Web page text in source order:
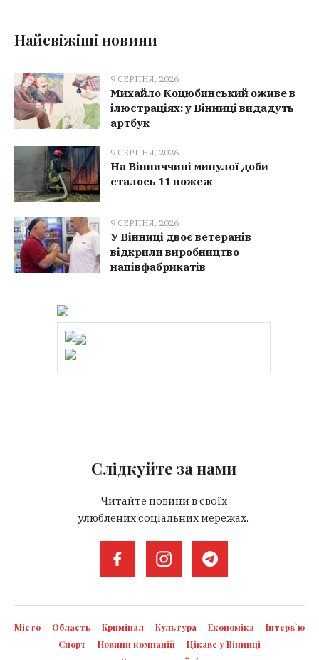
Найсвіжіші новини
9 СЕРПНЯ, 2026
Михайло Коцюбинський оживе в
ілюстраціях: у Вінниці видадуть
артбук
9 СЕРПНЯ, 2026
На Вінниччині минулої доби
сталось 11 пожеж
9 СЕРПНЯ, 2026
У Вінниці двоє ветеранів
відкрили виробництво
напівфабрикатів
Слідкуйте за нами
Читайте новини в своїх
улюблених соціальних мережах.
Місто Область Кримінал Культура Економіка
Інтерв`ю
Спорт
Новини компаній
Цікаве у Вінниці